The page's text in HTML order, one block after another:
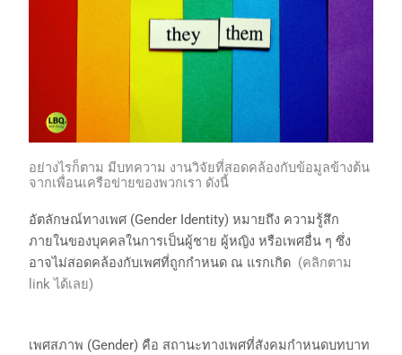
อย่างไรก็ตาม มีบทความ งานวิจัยที่สอดคล้องกับข้อมูลข้างต้น
จากเพื่อนเครือข่ายของพวกเรา ดังนี้
อัตลักษณ์ทางเพศ (Gender Identity) หมายถึง ความรู้สึก
ภายในของบุคคลในการเป็นผู้ชาย ผู้หญิง หรือเพศอื่น ๆ ซึ่ง
อาจไม่สอดคล้องกับเพศที่ถูกกำหนด ณ แรกเกิด (คลิกตาม
link ได้เลย)
เพศสภาพ (Gender) คือ สถานะทางเพศที่สังคมกำหนดบทบาท